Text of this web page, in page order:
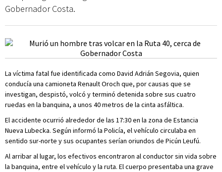
Gobernador Costa.
La víctima fatal fue identificada como David Adrián Segovia, quien
conducía una camioneta Renault Oroch que, por causas que se
investigan, despistó, volcó y terminó detenida sobre sus cuatro
ruedas en la banquina, a unos 40 metros de la cinta asfáltica.
El accidente ocurrió alrededor de las 17:30 en la zona de Estancia
Nueva Lubecka. Según informó la Policía, el vehículo circulaba en
sentido sur-norte y sus ocupantes serían oriundos de Picún Leufú.
Al arribar al lugar, los efectivos encontraron al conductor sin vida sobre
la banquina, entre el vehículo y la ruta. El cuerpo presentaba una grave